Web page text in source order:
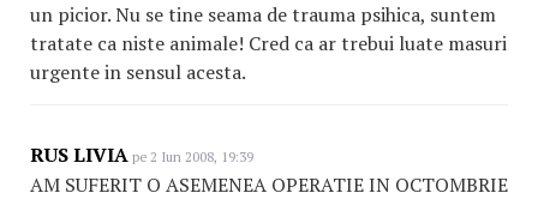
un picior. Nu se tine seama de trauma psihica, suntem
tratate ca niste animale! Cred ca ar trebui luate masuri
urgente in sensul acesta.
RUS LIVIA pe 2 Iun 2008, 19:39
AM SUFERIT O ASEMENEA OPERATIE IN OCTOMBRIE